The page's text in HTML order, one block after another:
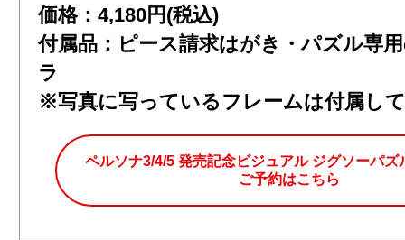
価格：4,180円(税込)
付属品：ピース請求はがき・パズル専
ラ
※写真に写っているフレームは付属し
ペルソナ3/4/5 発売記念ビジュアル ジグソーパズ
ご予約はこちら